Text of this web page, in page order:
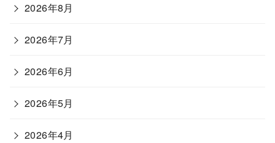
2026年8月
2026年7月
2026年6月
2026年5月
2026年4月